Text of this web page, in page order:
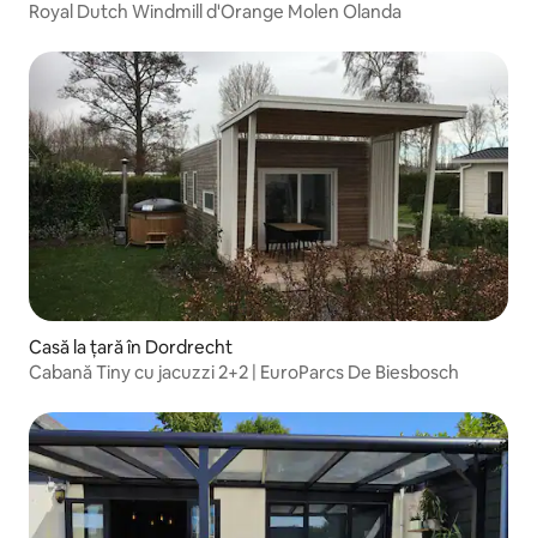
Royal Dutch Windmill d'Orange Molen Olanda
Casă la țară în Dordrecht
Cabană Tiny cu jacuzzi 2+2 | EuroParcs De Biesbosch